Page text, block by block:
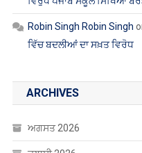
Robin Singh Robin Singh
ਵਿੱਚ ਬਦਲੀਆਂ ਦਾ ਸਖ਼ਤ ਵਿਰੋਧ
ARCHIVES
ਅਗਸਤ 2026